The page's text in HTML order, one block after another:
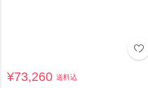
¥73,260送料込